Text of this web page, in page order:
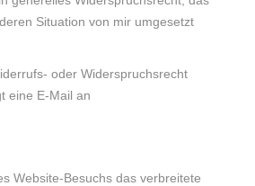
Situation von mir umgesetzt
oder Widerspruchsrecht
eine E-Mail an
Website-Besuchs das verbreitete